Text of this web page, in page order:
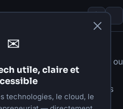
une idée d'automatisation, ou
présence numérique ?
je vous répondrai dans les
✉
utile, claire et
technologies, le cloud, le